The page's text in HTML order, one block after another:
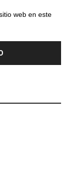
web en este